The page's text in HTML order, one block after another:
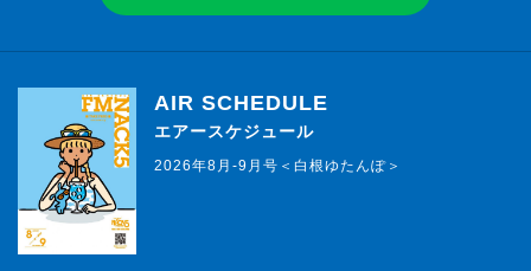
AIR SCHEDULE
エアースケジュール
2026年8月-9月号＜白根ゆたんぽ＞